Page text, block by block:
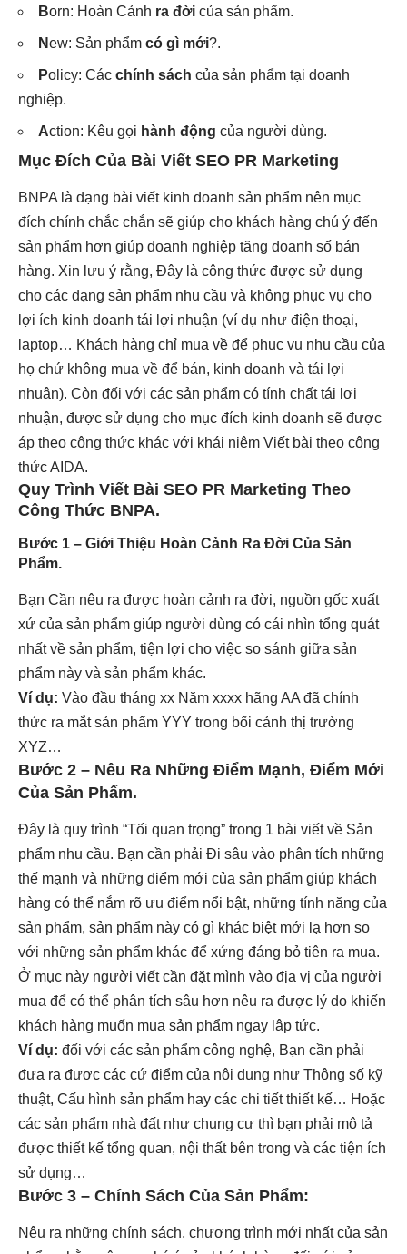
Born: Hoàn Cảnh ra đời của sản phẩm.
New: Sản phẩm có gì mới?.
Policy: Các chính sách của sản phẩm tại doanh
nghiệp.
Action: Kêu gọi hành động của người dùng.
Mục Đích Của Bài Viết SEO PR Marketing
BNPA là dạng bài viết kinh doanh sản phẩm nên mục
đích chính chắc chắn sẽ giúp cho khách hàng chú ý đến
sản phẩm hơn giúp doanh nghiệp tăng doanh số bán
hàng. Xin lưu ý rằng, Đây là công thức được sử dụng
cho các dạng sản phẩm nhu cầu và không phục vụ cho
lợi ích kinh doanh tái lợi nhuận (ví dụ như điện thoại,
laptop… Khách hàng chỉ mua về để phục vụ nhu cầu của
họ chứ không mua về để bán, kinh doanh và tái lợi
nhuận). Còn đối với các sản phẩm có tính chất tái lợi
nhuận, được sử dụng cho mục đích kinh doanh sẽ được
áp theo công thức khác với khái niệm Viết bài theo công
thức AIDA.
Quy Trình Viết Bài SEO PR Marketing Theo
Công Thức BNPA.
Bước 1 – Giới Thiệu Hoàn Cảnh Ra Đời Của Sản
Phẩm.
Bạn Cần nêu ra được hoàn cảnh ra đời, nguồn gốc xuất
xứ của sản phẩm giúp người dùng có cái nhìn tổng quát
nhất về sản phẩm, tiện lợi cho việc so sánh giữa sản
phẩm này và sản phẩm khác.
Ví dụ: Vào đầu tháng xx Năm xxxx hãng AA đã chính
thức ra mắt sản phẩm YYY trong bối cảnh thị trường
XYZ…
Bước 2 – Nêu Ra Những Điểm Mạnh, Điểm Mới
Của Sản Phẩm.
Đây là quy trình “Tối quan trọng” trong 1 bài viết về Sản
phẩm nhu cầu. Bạn cần phải Đi sâu vào phân tích những
thế mạnh và những điểm mới của sản phẩm giúp khách
hàng có thể nắm rõ ưu điểm nổi bật, những tính năng của
sản phẩm, sản phẩm này có gì khác biệt mới lạ hơn so
với những sản phẩm khác để xứng đáng bỏ tiên ra mua.
Ở mục này người viết cần đặt mình vào địa vị của người
mua để có thể phân tích sâu hơn nêu ra được lý do khiến
khách hàng muốn mua sản phẩm ngay lập tức.
Ví dụ: đối với các sản phẩm công nghệ, Bạn cần phải
đưa ra được các cứ điểm của nội dung như Thông số kỹ
thuật, Cấu hình sản phẩm hay các chi tiết thiết kế… Hoặc
các sản phẩm nhà đất như chung cư thì bạn phải mô tả
được thiết kế tổng quan, nội thất bên trong và các tiện ích
sử dụng…
Bước 3 – Chính Sách Của Sản Phẩm:
Nêu ra những chính sách, chương trình mới nhất của sản